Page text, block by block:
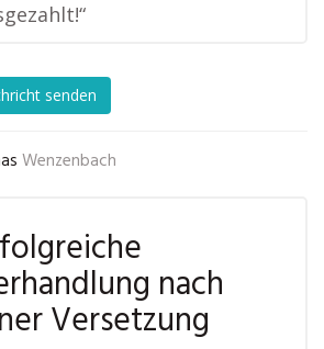
senden
Wenzenbach
nach
Versetzung